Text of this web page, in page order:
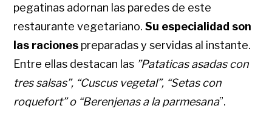
pegatinas adornan las paredes de este
restaurante vegetariano.Su especialidad son
las raciones preparadas y servidas al instante.
Entre ellas destacan las ”Pataticas asadas con
tres salsas”, “Cuscus vegetal”, “Setas con
roquefort” o “Berenjenas a la parmesana”.